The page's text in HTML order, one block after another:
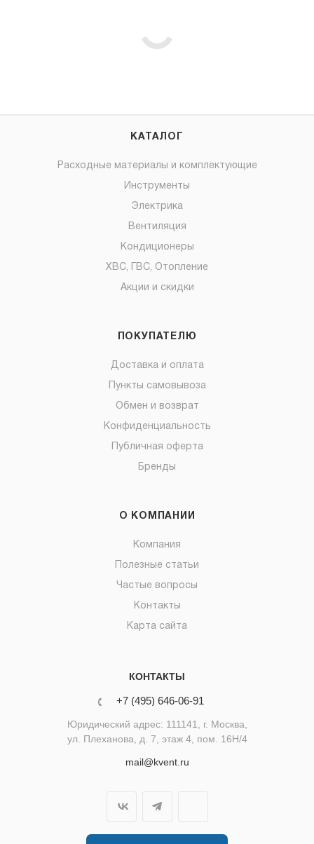
КАТАЛОГ
Расходные материалы и комплектующие
Инструменты
Электрика
Вентиляция
Кондиционеры
ХВС, ГВС, Отопление
Акции и скидки
ПОКУПАТЕЛЮ
Доставка и оплата
Пункты самовывоза
Обмен и возврат
Конфиденциальность
Публичная оферта
Бренды
О КОМПАНИИ
Компания
Полезные статьи
Частые вопросы
Контакты
Карта сайта
КОНТАКТЫ
+7 (495) 646-06-91
Юридический адрес: 111141, г. Москва,
ул. Плеханова, д. 7, этаж 4, пом. 16Н/4
mail@kvent.ru